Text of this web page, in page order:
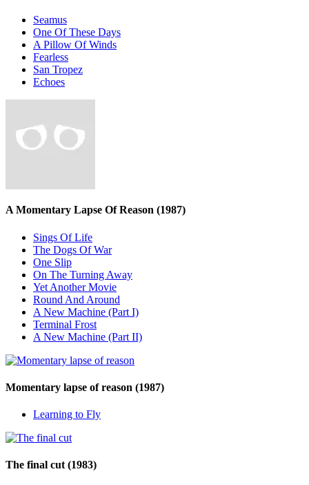
Seamus
One Of These Days
A Pillow Of Winds
Fearless
San Tropez
Echoes
A Momentary Lapse Of Reason (1987)
Sings Of Life
The Dogs Of War
One Slip
On The Turning Away
Yet Another Movie
Round And Around
A New Machine (Part I)
Terminal Frost
A New Machine (Part II)
Momentary lapse of reason (1987)
Learning to Fly
The final cut (1983)